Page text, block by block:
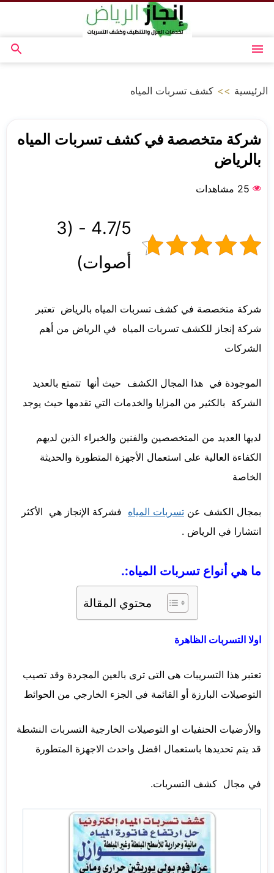
المحتوى
القائمة
بحث
الرئيسية >> كشف تسربات المياه
شركة متخصصة في كشف تسربات المياه
بالرياض
25 مشاهدات
4.7/5 - (3
أصوات)
شركة متخصصة في كشف تسربات المياه بالرياض تعتبر
شركة إنجاز للكشف تسربات المياه في الرياض من أهم
الشركات
الموجودة في هذا المجال الكشف حيث أنها تتمتع بالعديد
الشركة بالكثير من المزايا والخدمات التي تقدمها حيث يوجد
لديها العديد من المتخصصين والفنين والخبراء الذين لديهم
الكفاءة العالية على استعمال الأجهزة المتطورة والحديثة
الخاصة
بمجال الكشف عن تسربات المياه فشركة الإنجاز هي الأكثر
انتشارا في الرياض .
ما هي أنواع تسربات المياه:.
محتوي المقالة
اولا التسربات الظاهرة
تعتبر هذا التسريبات هى التى ترى بالعين المجردة وقد تصيب
التوصيلات البارزة أو القائمة في الجزء الخارجي من الحوائط
والأرضيات الحنفيات او التوصيلات الخارجية التسربات النشطة
قد يتم تحديدها باستعمال افضل واحدث الاجهزة المتطورة
في مجال كشف التسربات.